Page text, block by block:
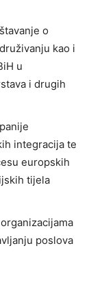
o
kao i
u
i drugih
integracija te
europskih
tijela
poslova